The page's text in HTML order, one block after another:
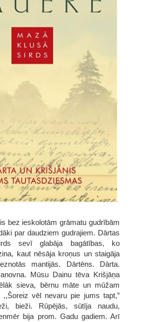
bez ieskolotām grāmatu gudrībām
par daudziem gudrajiem. Dārtas
sevī glabāja bagātības, ko
kaut nēsāja kroņus un staigāja
mantijās. Dārtēns. Dārta.
Mūsu Dainu tēva Krišjāņa
sieva, bērnu māte un mūžam
,,Šoreiz vēl nevaru pie jums tapt,”
bieži. Rūpējās, sūtīja naudu,
bija prom. Gadu gadiem. Arī